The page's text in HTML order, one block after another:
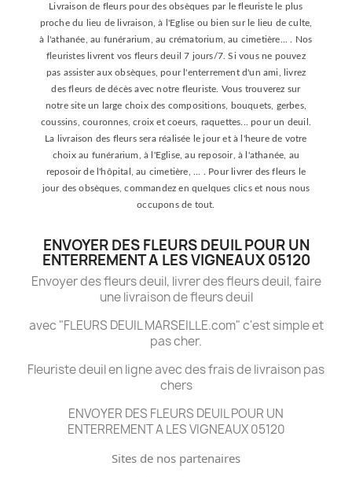
Livraison de fleurs pour des obsèques par le fleuriste le plus
proche du lieu de livraison, à l'Eglise ou bien sur le lieu de culte,
à l'athanée, au funérarium, au crématorium, au cimetière... . Nos
fleuristes livrent vos fleurs deuil 7 jours/7. Si vous ne pouvez
pas assister aux obsèques, pour l'enterrement d'un ami, livrez
des fleurs de décès avec notre fleuriste. Vous trouverez sur
notre site un large choix des compositions, bouquets, gerbes,
coussins, couronnes, croix et coeurs, raquettes... pour un deuil.
La livraison des fleurs sera réalisée le jour et à l'heure de votre
choix au funérarium, à l'Eglise, au reposoir, à l'athanée, au
reposoir de l'hôpital, au cimetière, ... . Pour livrer des fleurs le
jour des obsèques, commandez en quelques clics et nous nous
occupons de tout.
ENVOYER DES FLEURS DEUIL POUR UN
ENTERREMENT A LES VIGNEAUX 05120
Envoyer des fleurs deuil, livrer des fleurs deuil, faire
une livraison de fleurs deuil
avec "FLEURS DEUIL MARSEILLE.com" c'est simple et
pas cher.
Fleuriste deuil en ligne avec des frais de livraison pas
chers
ENVOYER DES FLEURS DEUIL POUR UN
ENTERREMENT A LES VIGNEAUX 05120
Sites de nos partenaires